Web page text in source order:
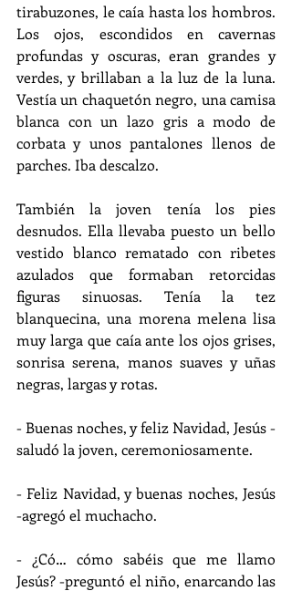
tirabuzones, le caía hasta los hombros.
Los ojos, escondidos en cavernas
profundas y oscuras, eran grandes y
verdes, y brillaban a la luz de la luna.
Vestía un chaquetón negro, una camisa
blanca con un lazo gris a modo de
corbata y unos pantalones llenos de
parches. Iba descalzo.
También la joven tenía los pies
desnudos. Ella llevaba puesto un bello
vestido blanco rematado con ribetes
azulados que formaban retorcidas
figuras sinuosas. Tenía la tez
blanquecina, una morena melena lisa
muy larga que caía ante los ojos grises,
sonrisa serena, manos suaves y uñas
negras, largas y rotas.
- Buenas noches, y feliz Navidad, Jesús -
saludó la joven, ceremoniosamente.
- Feliz Navidad, y buenas noches, Jesús
-agregó el muchacho.
- ¿Có… cómo sabéis que me llamo
Jesús? -preguntó el niño, enarcando las